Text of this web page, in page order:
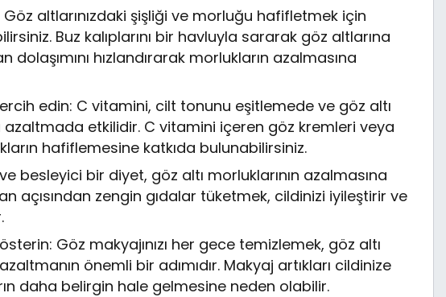
altlarınızdaki şişliği ve morluğu hafifletmek için
Buz kalıplarını bir havluyla sararak göz altlarına
dolaşımını hızlandırarak morlukların azalmasına
edin: C vitamini, cilt tonunu eşitlemede ve göz altı
azaltmada etkilidir. C vitamini içeren göz kremleri veya
hafiflemesine katkıda bulunabilirsiniz.
besleyici bir diyet, göz altı morluklarının azalmasına
açısından zengin gıdalar tüketmek, cildinizi iyileştirir ve
Göz makyajınızı her gece temizlemek, göz altı
önemli bir adımıdır. Makyaj artıkları cildinize
daha belirgin hale gelmesine neden olabilir.